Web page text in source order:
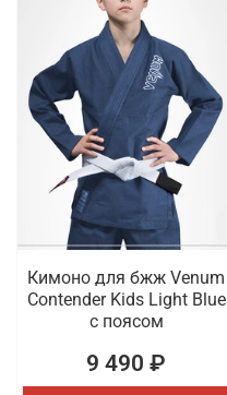
Кимоно для бжж Venum
Contender Kids Light Blue
с поясом
9 490 ₽